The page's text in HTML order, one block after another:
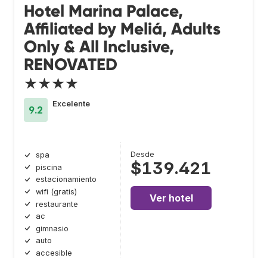
Hotel Marina Palace,
Affiliated by Meliá, Adults
Only & All Inclusive,
RENOVATED
★★★★
9.2
Excelente
spa
piscina
estacionamiento
wifi (gratis)
restaurante
ac
gimnasio
auto
accesible
Desde
$139.421
Ver hotel